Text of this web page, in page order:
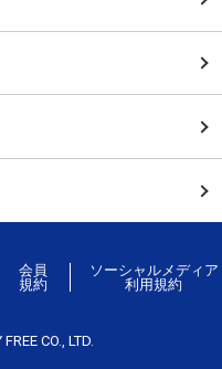
会員
規約
ソーシャルメディア
利用規約
CO., LTD.